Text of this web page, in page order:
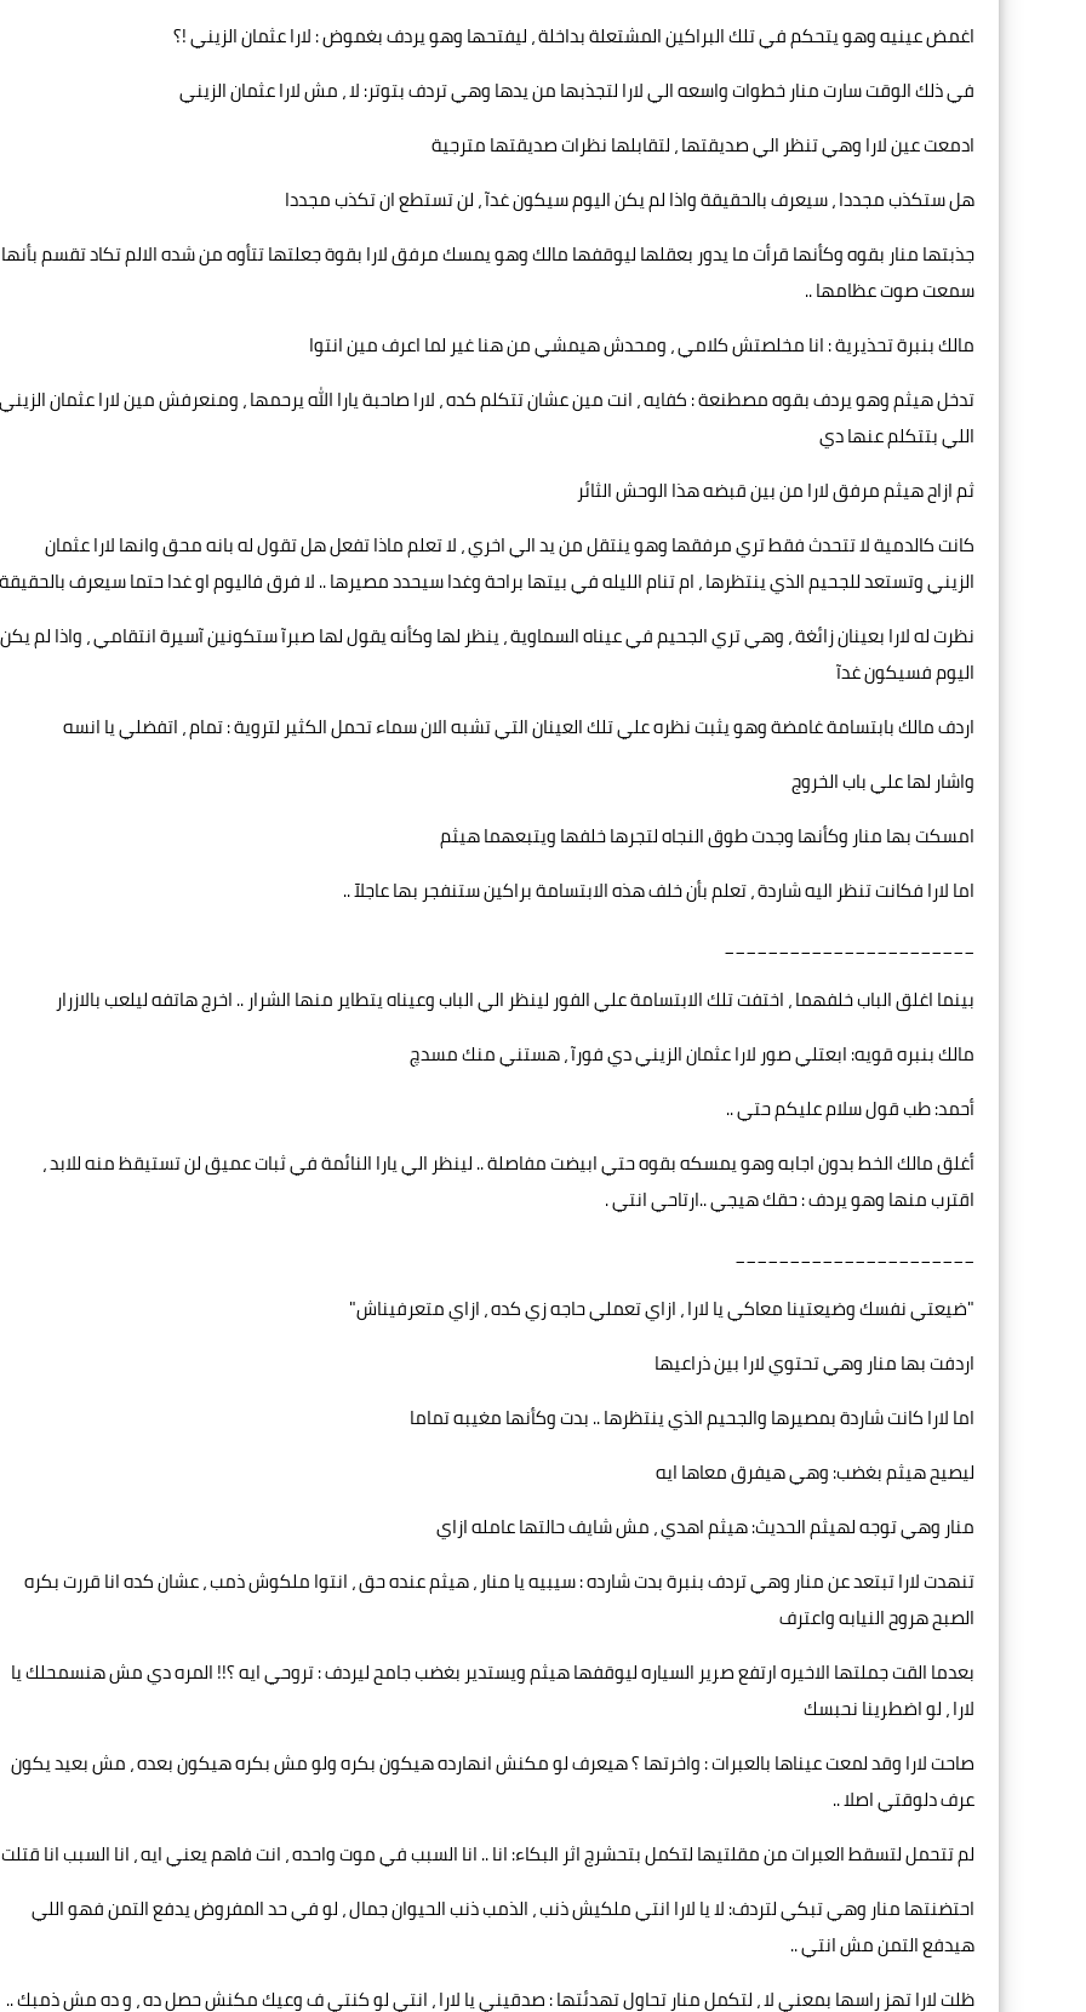
اغمض عينيه وهو يتحكم في تلك البراكين المشتعلة بداخلة ، ليفتحها وهو يردف بغموض : لارا عثمان الزيني !؟
في ذلك الوقت سارت منار خطوات واسعه الي لارا لتجذبها من يدها وهي تردف بتوتر: لا ، مش لارا عثمان الزيني
ادمعت عين لارا وهي تنظر الي صديقتها ، لتقابلها نظرات صديقتها مترجية
هل ستكذب مجددا ، سيعرف بالحقيقة واذا لم يكن اليوم سيكون غدآ ، لن تستطع ان تكذب مجددا
جذبتها منار بقوه وكأنها قرأت ما يدور بعقلها ليوقفها مالك وهو يمسك مرفق لارا بقوة جعلتها تتأوه من شده الالم تكاد تقسم بأنها
سمعت صوت عظامها ..
مالك بنبرة تحذيرية : انا مخلصتش كلامي ، ومحدش هيمشي من هنا غير لما اعرف مين انتوا
تدخل هيثم وهو يردف بقوه مصطنعة : كفايه ، انت مين عشان تتكلم كده ، لارا صاحبة يارا الله يرحمها ، ومنعرفش مين لارا عثمان الزيني
اللي بتتكلم عنها دي
ثم ازاح هيثم مرفق لارا من بين قبضه هذا الوحش الثائر
كانت كالدمية لا تتحدث فقط تري مرفقها وهو ينتقل من يد الي اخري ، لا تعلم ماذا تفعل هل تقول له بانه محق وانها لارا عثمان
الزيني وتستعد للجحيم الذي ينتظرها ، ام تنام الليله في بيتها براحة وغدا سيحدد مصيرها .. لا فرق فاليوم او غدا حتما سيعرف بالحقيقة
نظرت له لارا بعينان زائغة ، وهي تري الجحيم في عيناه السماوية ، ينظر لها وكأنه يقول لها صبرآ ستكونين آسيرة انتقامي ، واذا لم يكن
اليوم فسيكون غدآ
اردف مالك بابتسامة غامضة وهو يثبت نظره علي تلك العينان التي تشبه الان سماء تحمل الكثير لتروية : تمام ، اتفضلي يا انسه
واشار لها علي باب الخروج
امسكت بها منار وكأنها وجدت طوق النجاه لتجرها خلفها ويتبعهما هيثم
اما لارا فكانت تنظر اليه شاردة ، تعلم بأن خلف هذه الابتسامة براكين ستنفجر بها عاجلآ ..
_______________________
بينما اغلق الباب خلفهما ، اختفت تلك الابتسامة علي الفور لينظر الي الباب وعيناه يتطاير منها الشرار .. اخرج هاتفه ليلعب بالازرار
مالك بنبره قويه: ابعتلي صور لارا عثمان الزيني دي فورآ ، هستني منك مسدچ
أحمد: طب قول سلام عليكم حتي ..
أغلق مالك الخط بدون اجابه وهو يمسكه بقوه حتي ابيضت مفاصلة .. لينظر الي يارا النائمة في ثبات عميق لن تستيقظ منه للابد ،
اقترب منها وهو يردف : حقك هيجي ..ارتاحي انتي .
______________________
"ضيعتي نفسك وضيعتينا معاكي يا لارا ، ازاي تعملي حاجه زي كده ، ازاي متعرفيناش"
اردفت بها منار وهي تحتوي لارا بين ذراعيها
اما لارا كانت شاردة بمصيرها والجحيم الذي ينتظرها .. بدت وكأنها مغيبه تماما
ليصيح هيثم بغضب: وهي هيفرق معاها ايه
منار وهي توجه لهيثم الحديث: هيثم اهدي ، مش شايف حالتها عامله ازاي
تنهدت لارا تبتعد عن منار وهي تردف بنبرة بدت شارده : سيبيه يا منار ، هيثم عنده حق ، انتوا ملكوش ذمب ، عشان كده انا قررت بكره
الصبح هروح النيابه واعترف
بعدما القت جملتها الاخيره ارتفع صرير السياره ليوقفها هيثم ويستدير بغضب جامح ليردف : تروحي ايه ؟!! المره دي مش هنسمحلك يا
لارا ، لو اضطرينا نحبسك
صاحت لارا وقد لمعت عيناها بالعبرات : واخرتها ؟ هيعرف لو مكنش انهارده هيكون بكره ولو مش بكره هيكون بعده ، مش بعيد يكون
عرف دلوقتي اصلا ..
لم تتحمل لتسقط العبرات من مقلتيها لتكمل بتحشرج اثر البكاء: انا .. انا السبب في موت واحده ، انت فاهم يعني ايه ، انا السبب انا قتلت
احتضنتها منار وهي تبكي لتردف: لا يا لارا انتي ملكيش ذنب ، الذمب ذنب الحيوان جمال ، لو في حد المفروض يدفع التمن فهو اللي
هيدفع التمن مش انتي ..
ظلت لارا تهز راسها بمعني لا ، لتكمل منار تحاول تهدئتها : صدقيني يا لارا ، انتي لو كنتي ف وعيك مكنش حصل ده ، و ده مش ذمبك ..